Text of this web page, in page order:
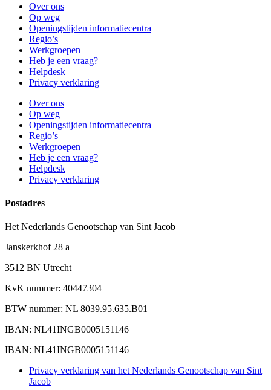
Over ons
Op weg
Openingstijden informatiecentra
Regio’s
Werkgroepen
Heb je een vraag?
Helpdesk
Privacy verklaring
Over ons
Op weg
Openingstijden informatiecentra
Regio’s
Werkgroepen
Heb je een vraag?
Helpdesk
Privacy verklaring
Postadres
Het Nederlands Genootschap van Sint Jacob
Janskerkhof 28 a
3512 BN Utrecht
KvK nummer: 40447304
BTW nummer: NL 8039.95.635.B01
IBAN: NL41INGB0005151146
IBAN: NL41INGB0005151146
Privacy verklaring van het Nederlands Genootschap van Sint
Jacob